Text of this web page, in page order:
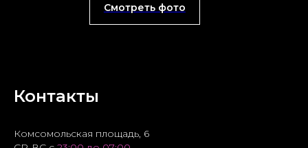
Смотреть фото
Контакты
Комсомольская площадь, 6